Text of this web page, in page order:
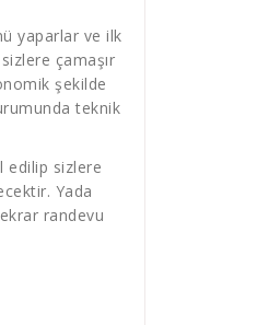
yaparlar ve ilk
çamaşır
şekilde
teknik
edilip sizlere
Yada
randevu